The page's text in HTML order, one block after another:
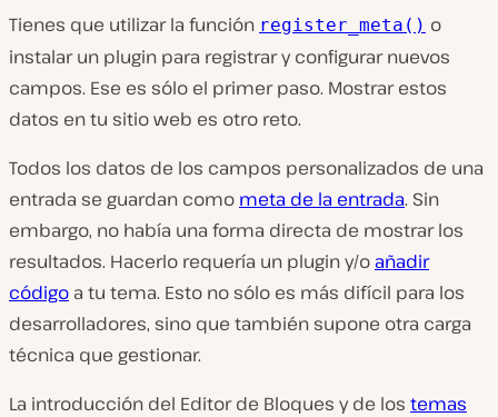
Tienes que utilizar la función register_meta() o
instalar un plugin para registrar y configurar nuevos
campos. Ese es sólo el primer paso. Mostrar estos
datos en tu sitio web es otro reto.
Todos los datos de los campos personalizados de una
entrada se guardan como meta de la entrada. Sin
embargo, no había una forma directa de mostrar los
resultados. Hacerlo requería un plugin y/o añadir
código a tu tema. Esto no sólo es más difícil para los
desarrolladores, sino que también supone otra carga
técnica que gestionar.
La introducción del Editor de Bloques y de los temas